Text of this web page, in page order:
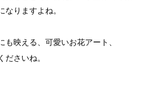
なりますよね。
も映える、可愛いお花アート、
ださいね。